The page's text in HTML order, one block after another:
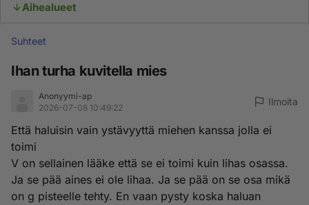
Aihealueet
Suhteet
Ihan turha kuvitella mies
Anonyymi-ap
2026-07-08 10:49:22
Ilmoita
Että haluisin vain ystävyyttä miehen kanssa jolla ei
toimi
V on sellainen lääke että se ei toimi kuin lihas osassa.
Ja se pää aines ei ole lihaa. Ja se pää on se osa mikä
on g pisteelle tehty. En vaan pysty koska haluan